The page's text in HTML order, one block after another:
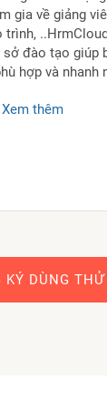
gia về giảng
trình,
đào tạo giúp
hợp và nhanh
Xem thêm
KÝ DÙNG THỬ